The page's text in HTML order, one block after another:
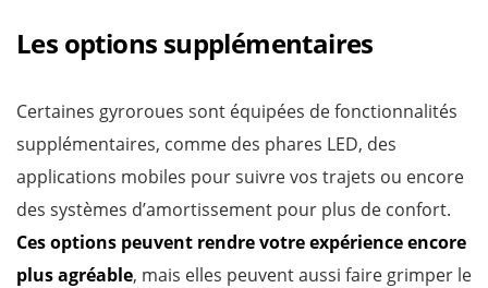
Les options supplémentaires
Certaines gyroroues sont équipées de fonctionnalités
supplémentaires, comme des phares LED, des
applications mobiles pour suivre vos trajets ou encore
des systèmes d’amortissement pour plus de confort.
Ces options peuvent rendre votre expérience encore
plus agréable, mais elles peuvent aussi faire grimper le